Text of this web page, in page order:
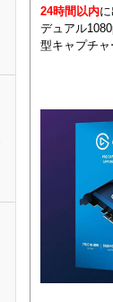
24時間以内
デュアル
型キャプチ